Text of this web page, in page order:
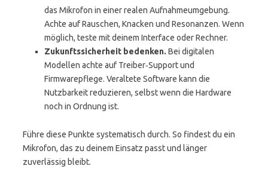
das Mikrofon in einer realen Aufnahmeumgebung.
Achte auf Rauschen, Knacken und Resonanzen. Wenn
möglich, teste mit deinem Interface oder Rechner.
Zukunftssicherheit bedenken. Bei digitalen
Modellen achte auf Treiber‑Support und
Firmwarepflege. Veraltete Software kann die
Nutzbarkeit reduzieren, selbst wenn die Hardware
noch in Ordnung ist.
Führe diese Punkte systematisch durch. So findest du ein
Mikrofon, das zu deinem Einsatz passt und länger
zuverlässig bleibt.